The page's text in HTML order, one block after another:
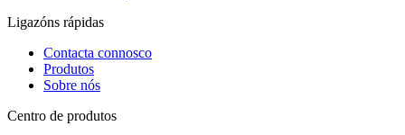
Ligazóns rápidas
Contacta connosco
Produtos
Sobre nós
Centro de produtos